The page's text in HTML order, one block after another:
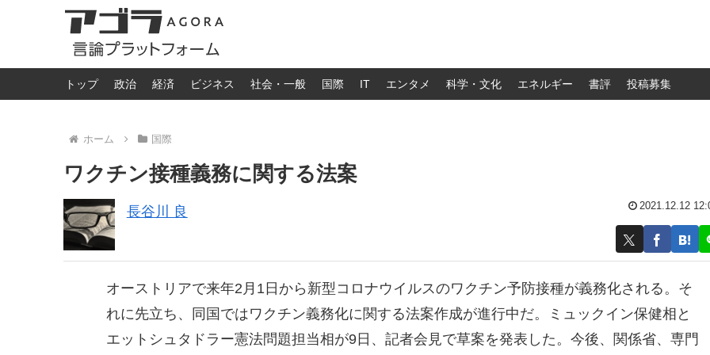
トップ 政治 経済 ビジネス 社会・一般 国際 IT エンタメ 科学・文化 エネルギー 書評 投稿募集
ホーム 国際
ワクチン接種義務に関する法案
長谷川 良 2021.12.12
オーストリアで来年2月1日から新型コロナウイルスのワクチン予防接種が義務化される。そ
れに先立ち、同国ではワクチン義務化に関する法案作成が進行中だ。ミュックイン保健相と
エットシュタドラー憲法問題担当相が9日、記者会見で草案を発表した。今後、関係省、専門